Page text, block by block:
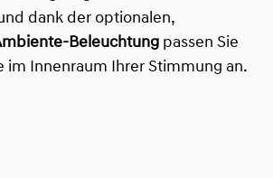
dank der optionalen,
Beleuchtung passen Sie
im Innenraum Ihrer Stimmung an.